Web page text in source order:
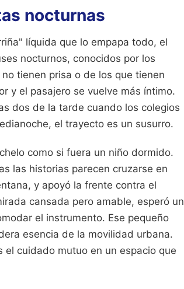
nocturnas
líquida que lo empapa todo, el
nocturnos, conocidos por los
tienen prisa o de los que tienen
y el pasajero se vuelve más íntimo.
dos de la tarde cuando los colegios
el trayecto es un susurro.
como si fuera un niño dormido.
las historias parecen cruzarse en
y apoyó la frente contra el
cansada pero amable, esperó un
el instrumento. Ese pequeño
esencia de la movilidad urbana.
cuidado mutuo en un espacio que